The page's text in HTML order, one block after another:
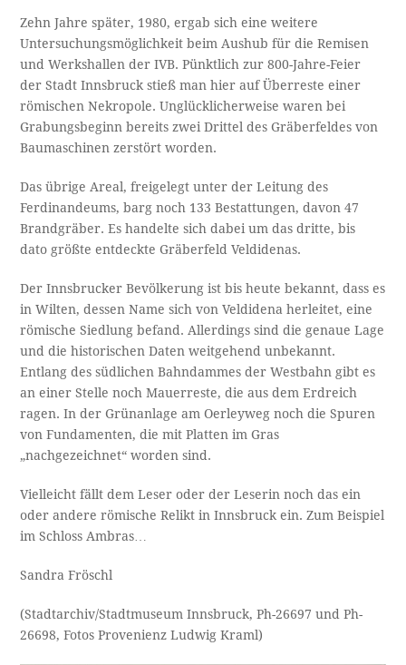
Zehn Jahre später, 1980, ergab sich eine weitere
Untersuchungsmöglichkeit beim Aushub für die Remisen
und Werkshallen der IVB. Pünktlich zur 800-Jahre-Feier
der Stadt Innsbruck stieß man hier auf Überreste einer
römischen Nekropole. Unglücklicherweise waren bei
Grabungsbeginn bereits zwei Drittel des Gräberfeldes von
Baumaschinen zerstört worden.
Das übrige Areal, freigelegt unter der Leitung des
Ferdinandeums, barg noch 133 Bestattungen, davon 47
Brandgräber. Es handelte sich dabei um das dritte, bis
dato größte entdeckte Gräberfeld Veldidenas.
Der Innsbrucker Bevölkerung ist bis heute bekannt, dass es
in Wilten, dessen Name sich von Veldidena herleitet, eine
römische Siedlung befand. Allerdings sind die genaue Lage
und die historischen Daten weitgehend unbekannt.
Entlang des südlichen Bahndammes der Westbahn gibt es
an einer Stelle noch Mauerreste, die aus dem Erdreich
ragen. In der Grünanlage am Oerleyweg noch die Spuren
von Fundamenten, die mit Platten im Gras
„nachgezeichnet“ worden sind.
Vielleicht fällt dem Leser oder der Leserin noch das ein
oder andere römische Relikt in Innsbruck ein. Zum Beispiel
im Schloss Ambras…
Sandra Fröschl
(Stadtarchiv/Stadtmuseum Innsbruck, Ph-26697 und Ph-
26698, Fotos Provenienz Ludwig Kraml)